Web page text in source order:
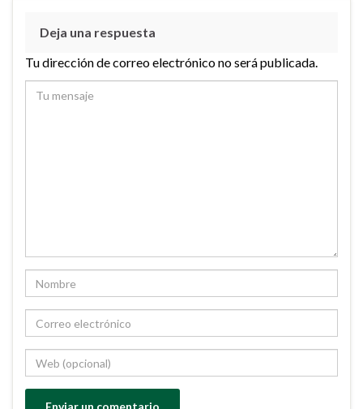
Deja una respuesta
Tu dirección de correo electrónico no será publicada.